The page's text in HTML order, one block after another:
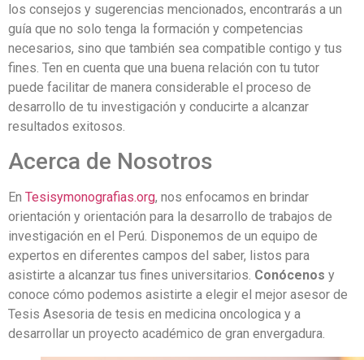
los consejos y sugerencias mencionados, encontrarás a un
guía que no solo tenga la formación y competencias
necesarios, sino que también sea compatible contigo y tus
fines. Ten en cuenta que una buena relación con tu tutor
puede facilitar de manera considerable el proceso de
desarrollo de tu investigación y conducirte a alcanzar
resultados exitosos.
Acerca de Nosotros
En Tesisymonografias.org, nos enfocamos en brindar
orientación y orientación para la desarrollo de trabajos de
investigación en el Perú. Disponemos de un equipo de
expertos en diferentes campos del saber, listos para
asistirte a alcanzar tus fines universitarios. Conócenos y
conoce cómo podemos asistirte a elegir el mejor asesor de
Tesis Asesoria de tesis en medicina oncologica y a
desarrollar un proyecto académico de gran envergadura.